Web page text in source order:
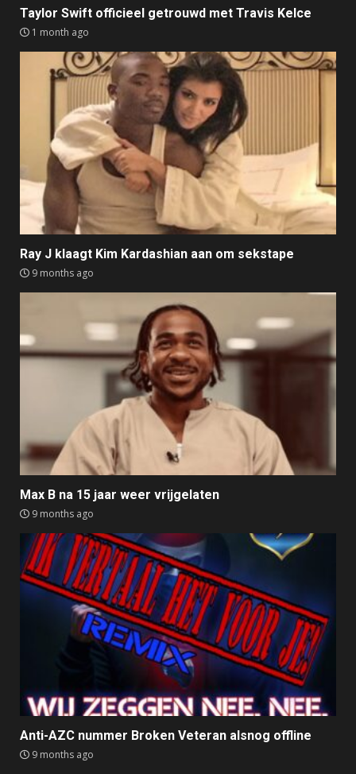
Taylor Swift officieel getrouwd met Travis Kelce
1 month ago
Ray J klaagt Kim Kardashian aan om sekstape
9 months ago
Max B na 15 jaar weer vrijgelaten
9 months ago
Anti-AZC nummer Broken Veteran alsnog offline
9 months ago